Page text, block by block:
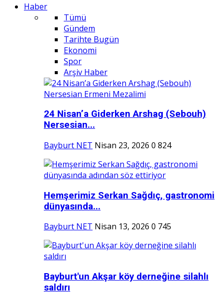
Haber
Tümü
Gündem
Tarihte Bugün
Ekonomi
Spor
Arşiv Haber
24 Nisan’a Giderken Arshag (Sebouh)
Nersesian...
Bayburt NET Nisan 23, 2026 0 824
Hemşerimiz Serkan Sağdıç, gastronomi
dünyasında...
Bayburt NET Nisan 13, 2026 0 745
Bayburt'un Akşar köy derneğine silahlı
saldırı